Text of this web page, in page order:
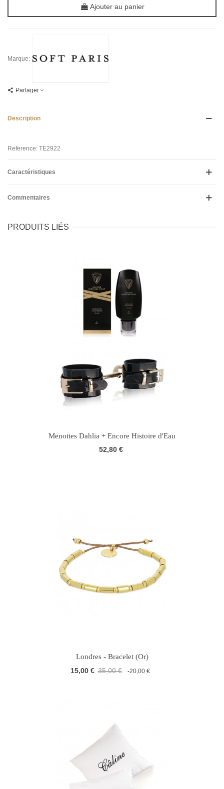
Ajouter au panier
Marque:
Partager
Description
Reference: TE2922
Caractéristiques
Commentaires
PRODUITS LIÉS
Menottes Dahlia + Encore Histoire d'Eau
52,80 €
Londres - Bracelet (Or)
15,00 € 35,00 € -20,00 €